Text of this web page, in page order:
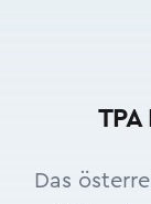
Das